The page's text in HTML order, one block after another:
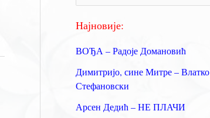
р
а
а
Најновије:
ВОЂА – Радоје Домановић
Димитријо, сине Митре – Влатко
Стефановски
Арсен Дедић – НЕ ПЛАЧИ